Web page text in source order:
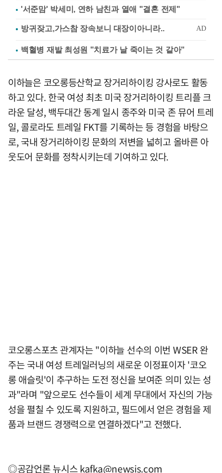
'서준맘' 박세미, 연하 남친과 열애 "결혼 전제"
백혈병 재발 최성원 "치료가 날 죽이는 것 같아"
이하늘은 코오롱등산학교 장거리하이킹 강사로도 활동
하고 있다. 한국 여성 최초 미국 장거리하이킹 트리플 크
라운 달성, 백두대간 동계 일시 종주와 미국 존 뮤어 트레
일, 콜로라도 트레일 FKT를 기록하는 등 경험을 바탕으
로, 국내 장거리하이킹 문화의 저변을 넓히고 올바른 아
웃도어 문화를 정착시키는데 기여하고 있다.
코오롱스포츠 관계자는 "이하늘 선수의 이번 WSER 완
주는 국내 여성 트레일러닝의 새로운 이정표이자 '코오
롱 애슬릿'이 추구하는 도전 정신을 보여준 의미 있는 성
과"라며 "앞으로도 선수들이 세계 무대에서 자신의 가능
성을 펼칠 수 있도록 지원하고, 필드에서 얻은 경험을 제
품과 브랜드 경쟁력으로 연결하겠다"고 전했다.
◎공감언론 뉴시스kafka@newsis.com